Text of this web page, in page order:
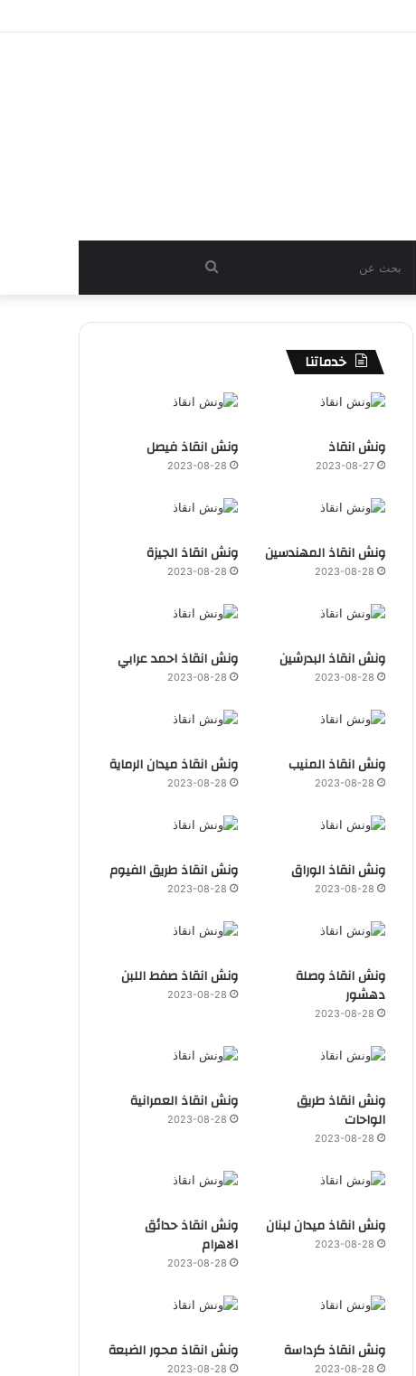
عن
خدماتنا
ونش انقاذ
2023-08-27
ونش انقاذ فيصل
2023-08-28
ونش انقاذ المهندسين
2023-08-28
ونش انقاذ الجيزة
2023-08-28
ونش انقاذ البدرشين
2023-08-28
ونش انقاذ احمد عرابي
2023-08-28
ونش انقاذ المنيب
2023-08-28
ونش انقاذ ميدان الرماية
2023-08-28
ونش انقاذ الوراق
2023-08-28
ونش انقاذ طريق الفيوم
2023-08-28
ونش انقاذ وصلة
دهشور
2023-08-28
ونش انقاذ صفط اللبن
2023-08-28
ونش انقاذ طريق
الواحات
2023-08-28
ونش انقاذ العمرانية
2023-08-28
ونش انقاذ ميدان لبنان
2023-08-28
ونش انقاذ حدائق
الاهرام
2023-08-28
ونش انقاذ كرداسة
2023-08-28
ونش انقاذ محور الضبعة
2023-08-28